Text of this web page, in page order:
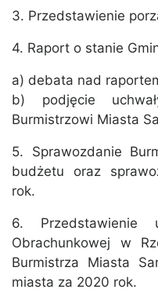
3. Przedstawienie
4. Raport o stanie
a) debata nad
b) podjęcie
Burmistrzowi Miasta
5. Sprawozdanie
budżetu oraz
rok.
6. Przedstawienie
Obrachunkowej w
Burmistrza Miasta
miasta za 2020 rok.